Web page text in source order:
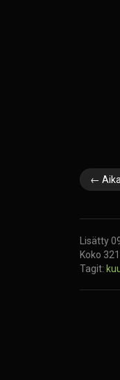
←
Lisätty
Koko
Tagit: